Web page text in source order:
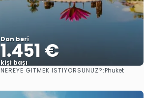
Dan beri
1.451 €
kişi başı
Görüntüle
NEREYE GITMEK ISTIYORSUNUZ?:Phuket